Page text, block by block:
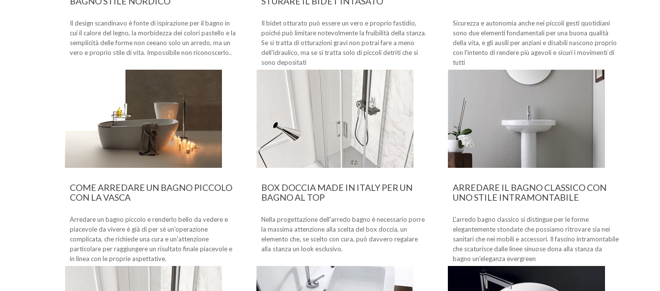
Il design scandinavo è fonte di ispirazione per il bagno in
cui il calore del legno, la morbidezza dei colori pastello e la
semplicità delle forme non ceeano solo un arredo, ma un
vero e proprio stile di vita. Impossibile non riconoscerlo..
Il bidet otturato può essere un vero e proprio fastidio,
poiché può limitare notevolmente la fruibilità della stanza.
Se si tratta di otturazioni gravi non potrai fare a meno
dell'idraulico, ma se si tratta solo di piccoli detriti che si
sono depositati
Sicurezza e autonomia anche nei piccoli gesti quotidiani
sono due elementi fondamentali per una buona qualità
della vita, e gli ausili per anziani e disabili nascono proprio
con l'intento di rendere più agevoli e sicuri i movimenti di
tutti
COME ARREDARE UN BAGNO PICCOLO
CON LA VASCA
Arredare un bagno piccolo e renderlo bello da vedere e
piacevole da vivere è già di per sé un'operazione
complicata, che richiede una cura e un'attenzione
particolare per raggiungere un risultato finale piacevole e
in linea con le proprie aspettative.
BOX DOCCIA MADE IN ITALY PER UN
BAGNO AL TOP
Nella progettazione dell'arredo bagno è necessario porre
la massima attenzione alla scelta del box doccia, un
elemento che, se scelto con cura, può davvero regalare
alla stanza un look esclusivo.
ARREDARE IL BAGNO CLASSICO CON
UNO STILE INTRAMONTABILE
L'arredo bagno classico si distingue per le forme
elegantemente stondate che possiamo ritrovare sia nei
sanitari che nei mobili e accessori. Il fascino intramontabile
che scaturisce dalle linee sinuose dona alla stanza da
bagno un'eleganza evergreen